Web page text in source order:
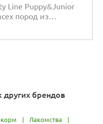
Line Puppy&Junior
пород из
других брендов
| Лакомства
|